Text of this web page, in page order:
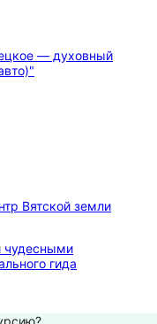
Вятской земли
чудесными
гида